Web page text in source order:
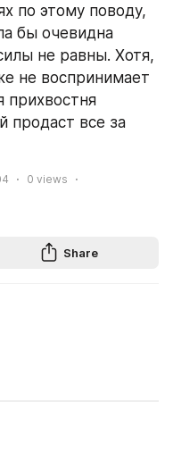
по этому поводу,
бы очевидна
не равны. Хотя,
не воспринимает
прихвостня
продаст все за
0 views
Share